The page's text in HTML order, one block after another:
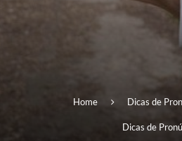
Home Dicas de
Dicas de